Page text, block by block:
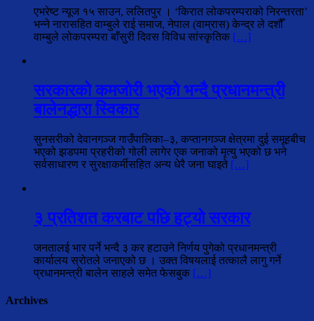
एभरेष्ट न्यूज १५ साउन, ललितपुर । ‘किरात लोकपरम्पराको निरन्तरता’
भन्ने नारासहित वाम्बुले राई समाज, नेपाल (वाम्रास) केन्द्र ले दशौँ
वाम्बुले लोकपरम्परा बाँसुरी दिवस विविध सांस्कृतिक […]
सरकारको कमजोरी भएको भन्दै प्रधानमन्त्री
बालेनद्धारा स्विकार
सुनसरीको देवानगञ्ज गाउँपालिका–३, कप्तानगञ्ज क्षेत्रमा दुई समूहबीच
भएको झडपमा प्रहरीको गोली लागेर एक जनाको मृत्यु भएको छ भने
सर्वसाधारण र सुरक्षाकर्मीसहित अन्य धेरै जना घाइते […]
३ प्रतिशत करबाट पछि हट्यो सरकार
जनतालई भार पर्ने भन्दै ३ कर हटाउने निर्णय पुगेको प्रधानमन्त्री
कार्यालय स्रोतले जनाएको छ । उक्त विषयलाई तत्कालै लागु गर्ने
प्रधानमन्त्री बालेन साहले समेत फेसबुक […]
Archives